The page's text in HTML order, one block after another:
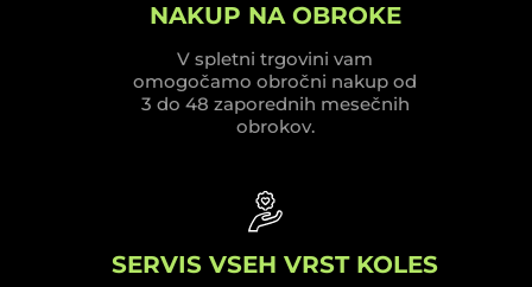
NAKUP NA OBROKE
V spletni trgovini vam
omogočamo obročni nakup od
3 do 48 zaporednih mesečnih
obrokov.
SERVIS VSEH VRST KOLES